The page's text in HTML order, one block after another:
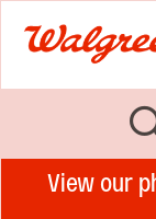
View our